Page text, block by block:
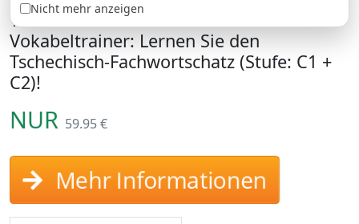
Tschechisch-Fachwortschatz-
Vokabeltrainer: Lernen Sie den
Tschechisch-Fachwortschatz (Stufe: C1 +
C2)!
NUR 59.95 €
Mehr Informationen
Nicht mehr anzeigen